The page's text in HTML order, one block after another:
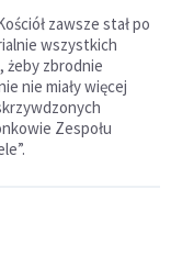
zawsze stał po
wszystkich
żeby zbrodnie
nie miały więcej
Zespołu